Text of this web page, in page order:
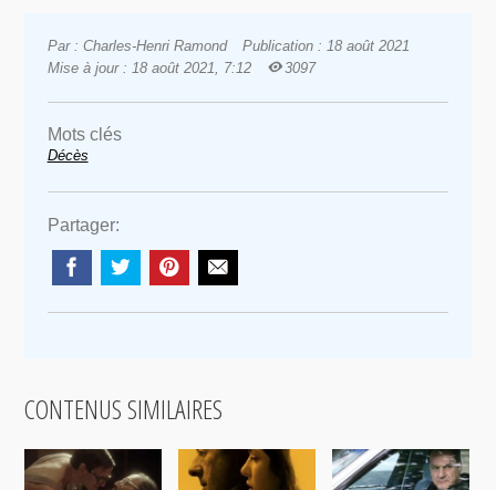
Par : Charles-Henri Ramond
Publication : 18 août 2021
Mise à jour : 18 août 2021, 7:12
3097
Mots clés
Décès
Partager:
CONTENUS SIMILAIRES